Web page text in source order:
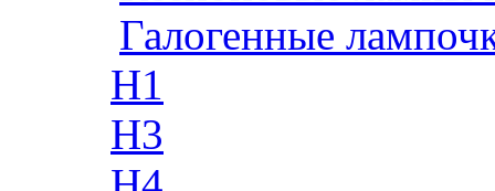
Галогенные
H1
H3